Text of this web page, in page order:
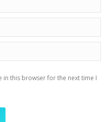
in this browser for the next time I